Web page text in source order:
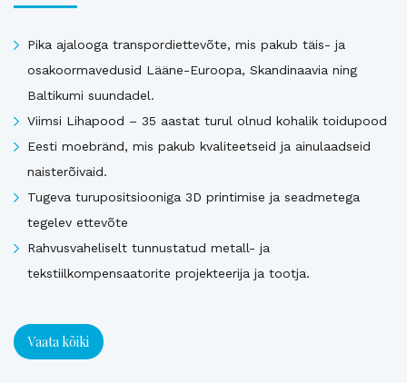
Pika ajalooga transpordiettevõte, mis pakub täis- ja
osakoormavedusid Lääne-Euroopa, Skandinaavia ning
Baltikumi suundadel.
Viimsi Lihapood – 35 aastat turul olnud kohalik toidupood
Eesti moebränd, mis pakub kvaliteetseid ja ainulaadseid
naisterõivaid.
Tugeva turupositsiooniga 3D printimise ja seadmetega
tegelev ettevõte
Rahvusvaheliselt tunnustatud metall- ja
tekstiilkompensaatorite projekteerija ja tootja.
Vaata kõiki